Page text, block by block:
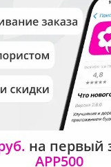
ИНН: 5410081997
г. Новосибирск,
в г. Москва
на первый
APP500